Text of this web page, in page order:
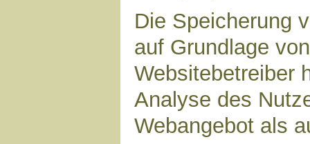
Die Speicherung
auf Grundlage
Websitebetreiber
Analyse des
Webangebot als